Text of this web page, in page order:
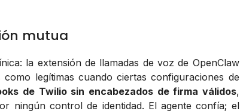
mutua
la extensión de llamadas de voz de OpenClaw
legítimas cuando ciertas configuraciones de
de Twilio sin encabezados de firma válidos,
ningún control de identidad. El agente confía; el